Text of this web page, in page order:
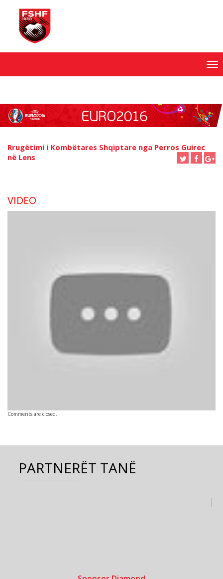
Rrugëtimi i Kombëtares Shqiptare nga Perros Guirec
në Lens
VIDEO
Comments are closed.
PARTNERËT TANË